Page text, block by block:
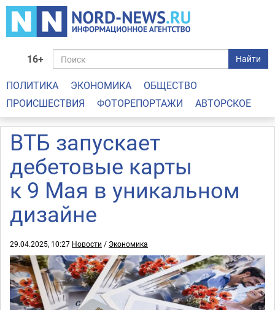
16+ Найти
ПОЛИТИКА ЭКОНОМИКА
ОБЩЕСТВО
ПРОИСШЕСТВИЯ
ФОТОРЕПОРТАЖИ АВТОРСКОЕ
ВТБ запускает
дебетовые карты
к 9 Мая в уникальном
дизайне
29.04.2025, 10:27 Новости / Экономика